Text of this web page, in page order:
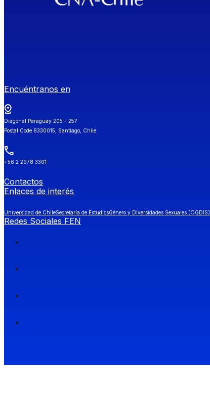
Encuéntranos en
Diagonal Paraguay 205 - 257
Postal Code 8330015, Santiago, Chile
+56 2 2978 3301
Contactos
Enlaces de interés
Universidad de ChileSecretaría de EstudiosGénero y Diversidades Sexuales (OGDIS)
Redes Sociales FEN